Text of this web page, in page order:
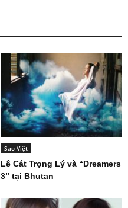
Sao Việt
Lê Cát Trọng Lý và “Dreamers
3” tại Bhutan